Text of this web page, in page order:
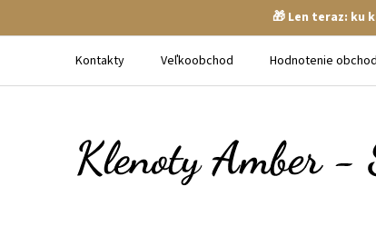
🎁 Len teraz: ku
Kontakty Veľkoobchod Hodnotenie